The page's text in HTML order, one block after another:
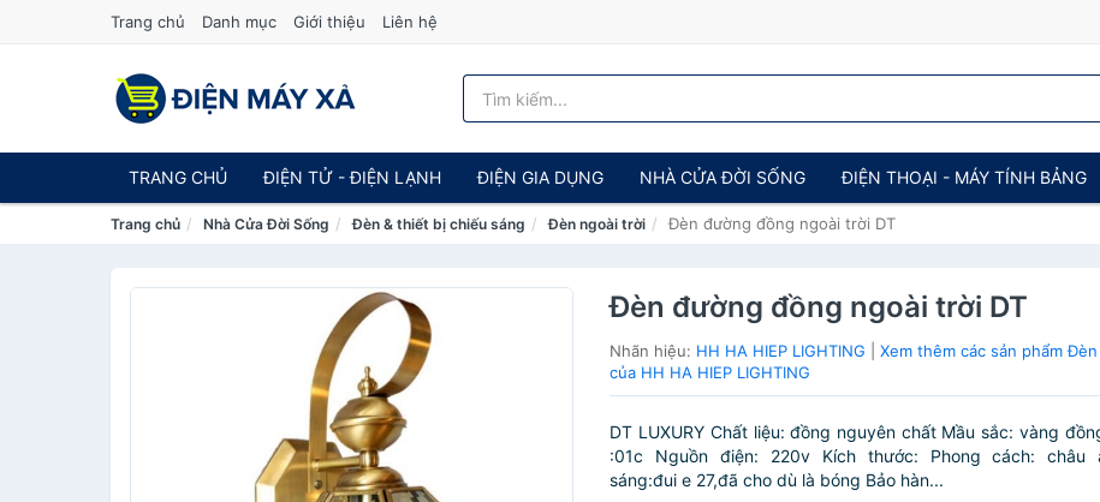
Trang chủ Danh mục Giới thiệu Liên hệ
TRANG CHỦ ĐIỆN TỬ - ĐIỆN LẠNH ĐIỆN GIA DỤNG NHÀ CỬA ĐỜI SỐNG ĐIỆN THOẠI - MÁY TÍNH BẢNG
Trang chủ Nhà Cửa Đời Sống Đèn & thiết bị chiếu sáng Đèn ngoài trời Đèn đường đồng ngoài trời DT
Đèn đường đồng ngoài trời DT
Nhãn hiệu: HH HA HIEP LIGHTING |Xem thêm các sản phẩm
của HH HA HIEP LIGHTING
DT LUXURY Chất liệu: đồng nguyên chất Mầu sắc: vàng
:01c Nguồn điện: 220v Kích thước: Phong cách: châu
sáng:đui e 27,đã cho dù là bóng Bảo hàn...